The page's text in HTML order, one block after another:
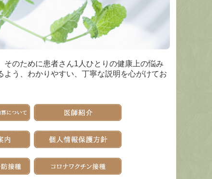
のために患者さん1人ひとりの健康上の悩み
う、わかりやすい、丁寧な説明を心がけてお